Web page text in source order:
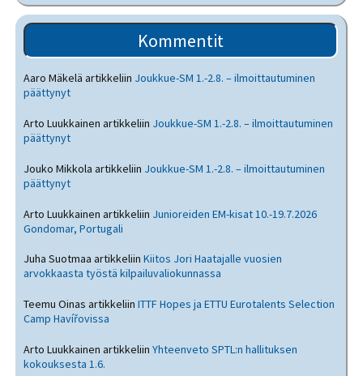
Kommentit
Aaro Mäkelä artikkeliin Joukkue-SM 1.-2.8. – ilmoittautuminen
päättynyt
Arto Luukkainen artikkeliin Joukkue-SM 1.-2.8. – ilmoittautuminen
päättynyt
Jouko Mikkola artikkeliin Joukkue-SM 1.-2.8. – ilmoittautuminen
päättynyt
Arto Luukkainen artikkeliin Junioreiden EM-kisat 10.-19.7.2026
Gondomar, Portugali
Juha Suotmaa artikkeliinKiitos Jori Haatajalle vuosien
arvokkaasta työstä kilpailuvaliokunnassa
Teemu Oinas artikkeliinITTF Hopes ja ETTU Eurotalents Selection
Camp Havířovissa
Arto Luukkainen artikkeliinYhteenveto SPTL:n hallituksen
kokouksesta 1.6.